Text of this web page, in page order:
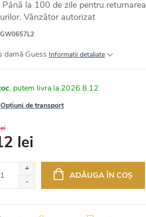
Până la 100 de zile pentru returnarea
Vânzător autorizat
GW0657L2
damă Guess Informaţii detaliate
2026.8.12
Opțiuni de transport
lei
ADĂUGA ÎN COŞ